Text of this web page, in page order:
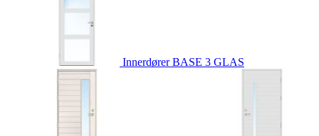
InnerdørerBASE 3 GLAS